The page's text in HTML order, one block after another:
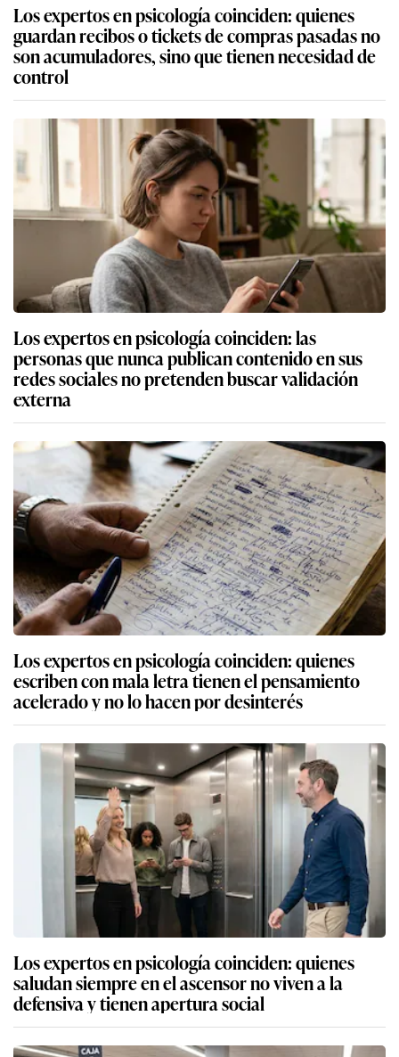
Los expertos en psicología coinciden: quienes
guardan recibos o tickets de compras pasadas no
son acumuladores, sino que tienen necesidad de
control
Los expertos en psicología coinciden: las
personas que nunca publican contenido en sus
redes sociales no pretenden buscar validación
externa
Los expertos en psicología coinciden: quienes
escriben con mala letra tienen el pensamiento
acelerado y no lo hacen por desinterés
Los expertos en psicología coinciden: quienes
saludan siempre en el ascensor no viven a la
defensiva y tienen apertura social